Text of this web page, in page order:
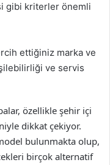
gibi kriterler önemli
ettiğiniz marka ve
ve servis
özellikle şehir içi
dikkat çekiyor.
bulunmakta olup,
birçok alternatif